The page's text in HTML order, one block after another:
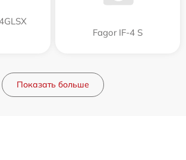
Fagor IF-4 S
Показать больше